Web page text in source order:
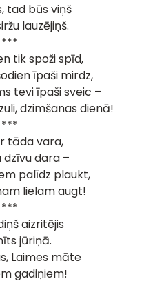
tad būs viņš
lauzējiņš.
***
tik spoži spīd,
īpaši mirdz,
tevi īpaši sveic –
dzimšanas dienā!
***
tāda vara,
dzīvu dara –
palīdz plaukt,
lielam augt!
***
aizritējis
jūriņā.
Laimes māte
gadiņiem!